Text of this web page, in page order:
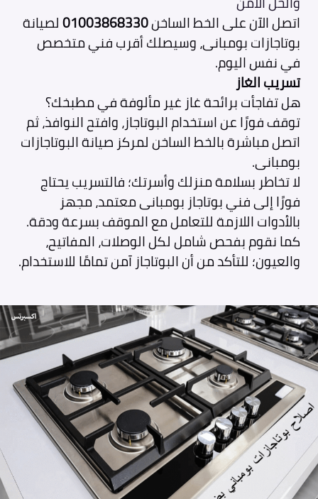
اتصل الآن على الخط الساخن01003868330لصيانة
بوتاجازات بومبانى، وسيصلك أقرب فني متخصص
في نفس اليوم.
تسريب الغاز
هل تفاجأت برائحة غاز غير مألوفة في مطبخك؟
توقف فورًا عن استخدام البوتاجاز، وافتح النوافذ، ثم
اتصل مباشرة بالخط الساخن لمركز صيانة البوتاجازات
بومبانى.
لا تخاطر بسلامة منزلك وأسرتك؛ فالتسريب يحتاج
فورًا إلى فني بوتاجاز بومبانى معتمد، مجهز
بالأدوات اللازمة للتعامل مع الموقف بسرعة ودقة.
كما نقوم بفحص شامل لكل الوصلات، المفاتيح،
والعيون؛ للتأكد من أن البوتاجاز آمن تمامًا للاستخدام.